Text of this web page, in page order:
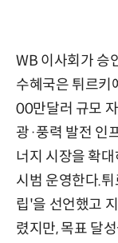
WB 이사회가 승
수혜국은 튀르키
00만달러 규모
광·풍력 발전 인
너지 시장을 확
시범 운영한다.
립'을 선언했고
렸지만, 목표 달